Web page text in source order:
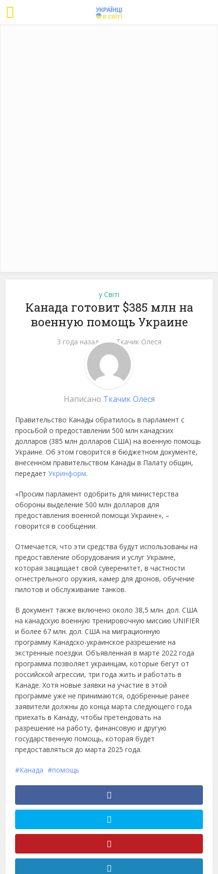
у Світі
Канада готовит $385 млн на
военную помощь Украине
3 года назад отТкачик Олеся
Написано Ткачик Олеся
Правительство Канады обратилось в парламент с
просьбой о предоставлении 500 млн канадских
долларов (385 млн долларов США) на военную помощь
Украине. Об этом говорится в бюджетном документе,
внесенном правительством Канады в Палату общин,
передаетУкринформ.
«Просим парламент одобрить для министерства
обороны выделение 500 млн долларов для
предоставления военной помощи Украине», –
говорится в сообщении.
Отмечается, что эти средства будут использованы на
предоставление оборудования и услуг Украине,
которая защищает свой суверенитет, в частности
огнестрельного оружия, камер для дронов, обучение
пилотов и обслуживание танков.
В документ также включено около 38,5 млн. дол. США
на канадскую военную тренировочную миссию UNIFIER
и более 67 млн. дол. США на миграционную
программу Канадско-украинское разрешение на
экстренные поездки. Объявленная в марте 2022 года
программа позволяет украинцам, которые бегут от
российской агрессии, три года жить и работать в
Канаде. Хотя новые заявки на участие в этой
программе уже не принимаются, одобренные ранее
заявители должны до конца марта следующего года
приехать в Канаду, чтобы претендовать на
разрешение на работу, финансовую и другую
государственную помощь, которая будет
предоставляться до марта 2025 года.
Канада помощь